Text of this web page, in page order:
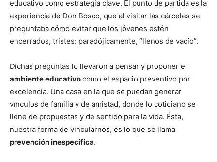
educativo como estrategia clave. El punto de partida es la
experiencia de Don Bosco, que al visitar las cárceles se
preguntaba cómo evitar que los jóvenes estén
encerrados, tristes: paradójicamente, “llenos de vacío”.
Dichas preguntas lo llevaron a pensar y proponer el
ambiente educativocomo el espacio preventivo por
excelencia. Una casa en la que se puedan generar
vínculos de familia y de amistad, donde lo cotidiano se
llene de propuestas y de sentido para la vida. Ésta,
nuestra forma de vincularnos, es lo que se llama
prevención inespecífica.